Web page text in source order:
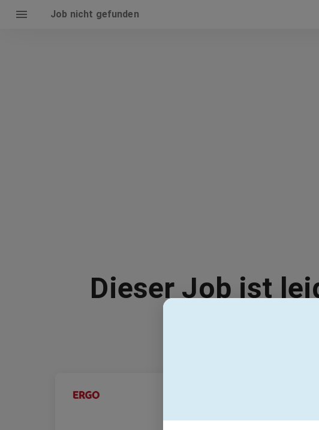
Job nicht gefunden
Dieser Job ist